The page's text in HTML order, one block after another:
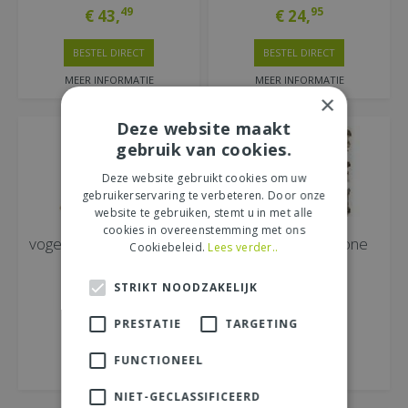
€ 43,49
MEER INFORMATIE
BESTEL DIRECT
€ 24,95
MEER INFORMATIE
BESTEL DIRECT
vogel met geluid 11 cm,
€3 ,99
MEER INFORMATIE
Kat, hond, polystone
×
Deze website maakt
gebruik van cookies.
Deze website gebruikt cookies om uw
gebruikerservaring te verbeteren. Door onze
website te gebruiken, stemt u in met alle
cookies in overeenstemming met ons
Cookiebeleid. Lees verder..
STRIKT NOODZAKELIJK
PRESTATIE TARGETING
FUNCTIONEEL
NIET-GECLASSIFICEERD